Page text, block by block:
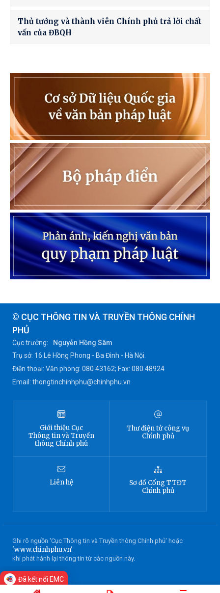
Thủ tướng và thành viên Chính phủ trả lời chất
vấn của ĐBQH
© CỤC THÔNG TIN VÀ TRUYỀN THÔNG CHÍNH
PHỦ
Cục trưởng:
Nguyễn Hồng Sâm
Trụ sở: 16 Lê Hồng Phong - Ba Đình - Hà Nội.
Điện thoại: Văn phòng: 080 43162; Fax: 080.48924
Email: thongtinchinhphu@chinhphu.vn
Giới thiệu Cục
Thông tinvà Truyền
thông Chính phủ
Thư điện tử công vụ
Chính phủ
Liên hệ Sơ đồ Cổng TTĐT
Chính phủ
Ghi rõ nguồn 'Cục Thông tin và Truyền thông Chính phủ' hoặc
'www.chinhphu.vn'
khi phát hành lại thông tin từ các nguồn này.
Đã kết nối EMC